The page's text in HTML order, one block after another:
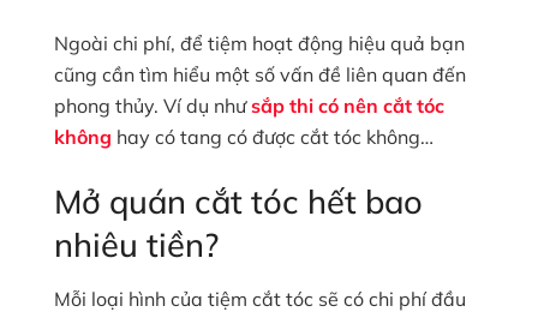
Ngoài chi phí, để tiệm hoạt động hiệu quả bạn
cũng cần tìm hiểu một số vấn đề liên quan đến
phong thủy. Ví dụ nhưsắp thi có nên cắt tóc
không hay có tang có được cắt tóc không…
Mở quán cắt tóc hết bao
nhiêu tiền?
Mỗi loại hình của tiệm cắt tóc sẽ có chi phí đầu